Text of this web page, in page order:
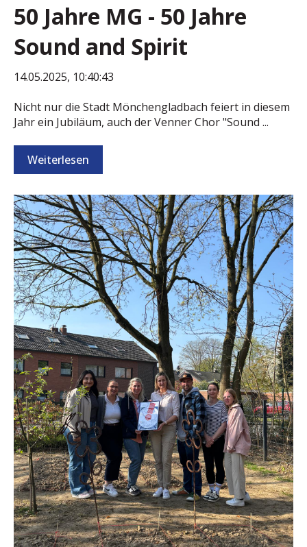
50 Jahre MG - 50 Jahre
Sound and Spirit
14.05.2025, 10:40:43
Nicht nur die Stadt Mönchengladbach feiert in diesem
Jahr ein Jubiläum, auch der Venner Chor "Sound ...
Weiterlesen